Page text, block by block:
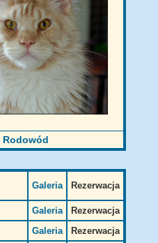
Rodowód
Galeria Rezerwacja
Galeria
Rezerwacja
Galeria
Rezerwacja